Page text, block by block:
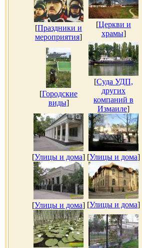
[Праздники и
мероприятия]
[Церкви и
храмы]
[Городские
виды]
[Суда УДП,
других
компаний в
Измаиле]
[Улицы и дома] [Улицы и дома]
[Улицы и дома] [Улицы и дома]